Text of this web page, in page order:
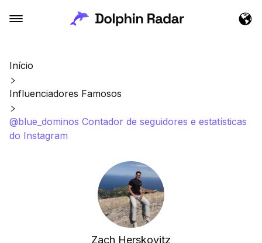
Início
Influenciadores Famosos
@blue_dominos Contador de seguidores e estatísticas
do Instagram
Zach Herskovitz